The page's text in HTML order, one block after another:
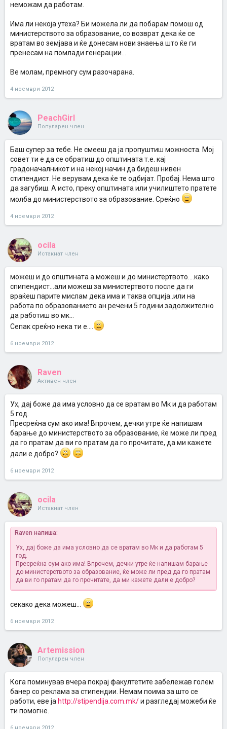
неможам да работам.
Има ли некоја утеха? Би можела ли да побарам помош од
министерството за образование, со возврат дека ќе се
вратам во земјава и ќе донесам нови знаења што ќе ги
пренесам на помлади генерации...
Ве молам, премногу сум разочарана.
4 ноември 2012
PeachGirl
Популарен член
Баш супер за тебе. Не смееш да ја пропуштиш можноста. Мој
совет ти е да се обратиш до општината т.е. кај
градоначалникот и на некој начин да бидеш нивен
стипендист. Не верувам дека ќе те одбијат. Пробај. Нема што
да загубиш. А исто, преку општината или училиштето пратете
молба до министерството за образование. Среќно
4 ноември 2012
ocila
Истакнат член
можеш и до општината а можеш и до министертвото....како
спипендист...али можеш за министертвото после да ги
враќеш парите мислам дека има и таква опција..или на
работа по образованието ан речени 5 години задолжително
да работиш во мк...
Сепак среќно нека ти е....
6 ноември 2012
Raven
Активен член
Ух, дај боже да има условно да се вратам во Мк и да работам
5 год.
Пресреќна сум ако има! Впрочем, дечки утре ќе напишам
барање до министерството за образование, ќе може ли пред
да го пратам да ви го пратам да го прочитате, да ми кажете
дали е добро?
6 ноември 2012
ocila
Истакнат член
Raven напиша:
Ух, дај боже да има условно да се вратам во Мк и да работам 5
год.
Пресреќна сум ако има! Впрочем, дечки утре ќе напишам барање
до министерството за образование, ќе може ли пред да го пратам
да ви го пратам да го прочитате, да ми кажете дали е добро?
секако дека можеш...
6 ноември 2012
Artemission
Популарен член
Кога поминував вчера покрај факултетите забележав голем
банер со реклама за стипендии. Немам поима за што се
работи, еве ја http://stipendija.com.mk/и разгледај можеби ќе
ти помогне.